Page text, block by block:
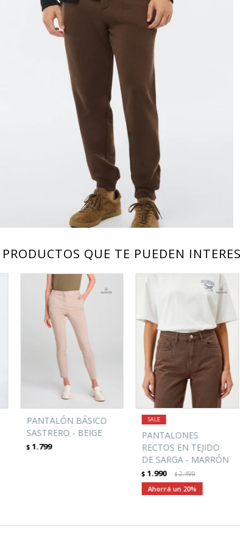
PRODUCTOS QUE TE PUEDEN
PANTALÓN BÁSICO
SASTRERO - BEIGE
$ 1.799
PANTALONES
RECTOS EN TEJIDO
DE SARGA - MARRÓN
$ 1.990 $2.499
20